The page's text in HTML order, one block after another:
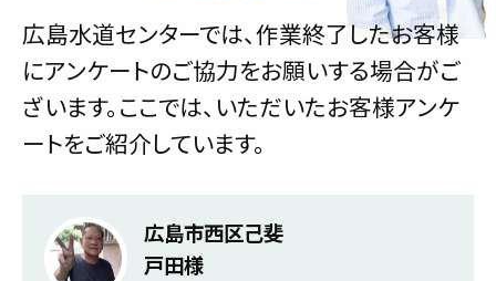
広島水道センターでは、作業終了したお客様
にアンケートのご協力をお願いする場合がご
ざいます。ここでは、いただいたお客様アンケ
ートをご紹介しています。
広島市西区己斐
戸田様